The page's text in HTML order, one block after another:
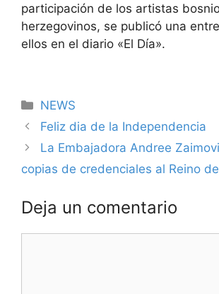
participación de los artistas
herzegovinos, se publicó una
ellos en el diario «El Día».
Categorías
NEWS
Feliz dia de la Independencia
La Embajadora Andree
copias de credenciales al Reino
Deja un comentario